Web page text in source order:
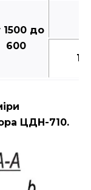
1500 до
600
ЦДН-710.